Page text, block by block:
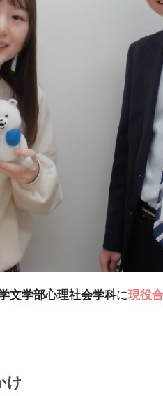
文学部心理社会学科に現役
け